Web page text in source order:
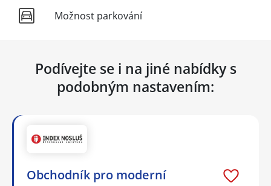
Možnost parkování
Podívejte se i na jiné nabídky s
podobným nastavením:
Obchodník pro moderní